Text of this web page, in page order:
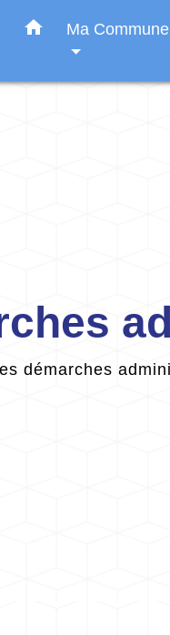
home Ma Commune
démarches